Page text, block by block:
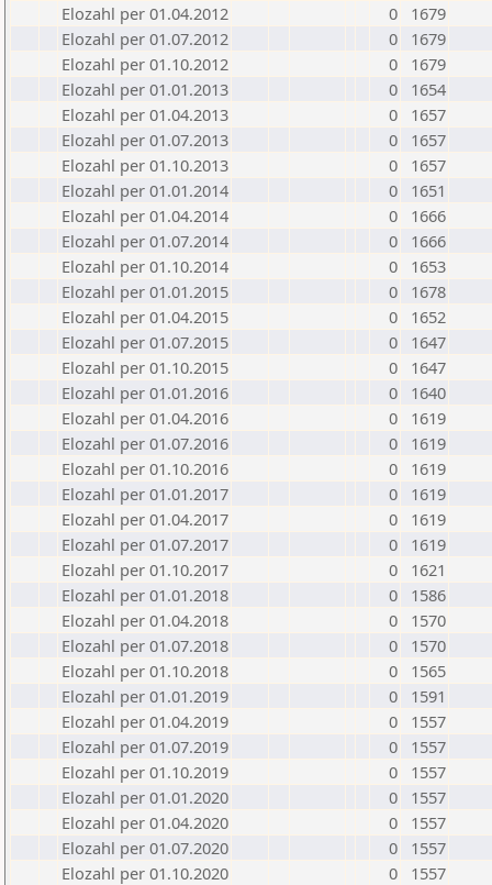
Elozahl per 01.04.2012
0
1679
Elozahl per 01.07.2012
0
1679
Elozahl per 01.10.2012
0
1679
Elozahl per 01.01.2013
0
1654
Elozahl per 01.04.2013
0
1657
Elozahl per 01.07.2013
0
1657
Elozahl per 01.10.2013
0
1657
Elozahl per 01.01.2014
0
1651
Elozahl per 01.04.2014
0
1666
Elozahl per 01.07.2014
0
1666
Elozahl per 01.10.2014
0
1653
Elozahl per 01.01.2015
0
1678
Elozahl per 01.04.2015
0
1652
Elozahl per 01.07.2015
0
1647
Elozahl per 01.10.2015
0
1647
Elozahl per 01.01.2016
0
1640
Elozahl per 01.04.2016
0
1619
Elozahl per 01.07.2016
0
1619
Elozahl per 01.10.2016
0
1619
Elozahl per 01.01.2017
0
1619
Elozahl per 01.04.2017
0
1619
Elozahl per 01.07.2017
0
1619
Elozahl per 01.10.2017
0
1621
Elozahl per 01.01.2018
0
1586
Elozahl per 01.04.2018
0
1570
Elozahl per 01.07.2018
0
1570
Elozahl per 01.10.2018
0
1565
Elozahl per 01.01.2019
0
1591
Elozahl per 01.04.2019
0
1557
Elozahl per 01.07.2019
0
1557
Elozahl per 01.10.2019
0
1557
Elozahl per 01.01.2020
0
1557
Elozahl per 01.04.2020
0
1557
Elozahl per 01.07.2020
0
1557
Elozahl per 01.10.2020
0
1557